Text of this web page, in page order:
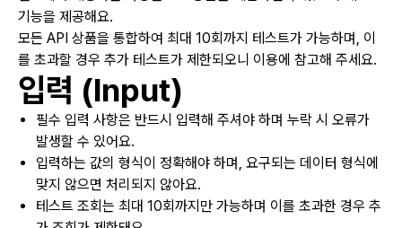
기능을 제공해요.
모든 API 상품을 통합하여 최대 10회까지 테스트가 가능하며, 이
를 초과할 경우 추가 테스트가 제한되오니 이용에 참고해 주세요.
입력 (Input)
필수 입력 사항은 반드시 입력해 주셔야 하며 누락 시 오류가
발생할 수 있어요.
입력하는 값의 형식이 정확해야 하며, 요구되는 데이터 형식에
맞지 않으면 처리되지 않아요.
테스트 조회는 최대 10회까지만 가능하며 이를 초과한 경우 추